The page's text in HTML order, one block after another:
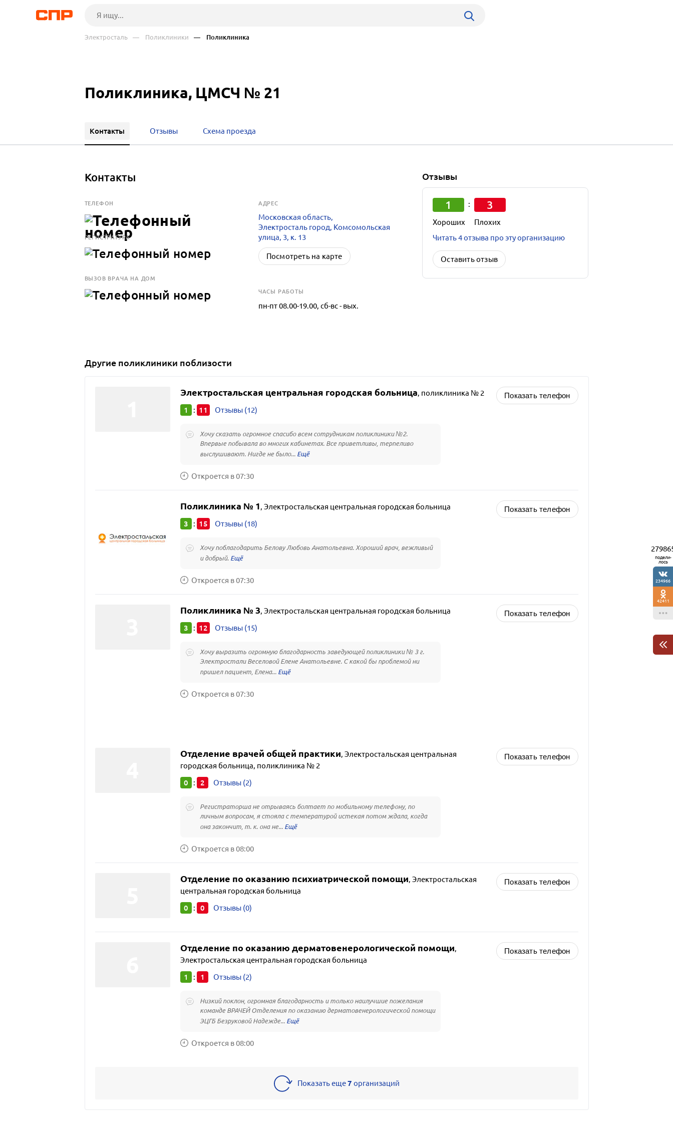
Электросталь — Поликлиники — Поликлиника
Поликлиника, ЦМСЧ № 21
Контакты Отзывы Схема проезда
Контакты
ТЕЛЕФОН
РЕГИСТРАТУРА
ВЫЗОВ ВРАЧА НА ДОМ
АДРЕС
Московская область,
Электросталь город, Комсомольская
улица, 3, к. 13
Посмотреть на карте
ЧАСЫ РАБОТЫ
пн-пт 08.00-19.00, сб-вс - вых.
Отзывы
1
Хороших
: 3
Плохих
Читать 4 отзыва про эту организацию
Оставить отзыв
Другие поликлиники поблизости
Электростальская центральная городская больница, поликлиника № 2
1 : 11 Отзывы (12)
Хочу сказать огромное спасибо всем сотрудникам поликлиники №2.
Впервые побывала во многих кабинетах. Все приветливы, терпеливо
выслушивают. Нигде не было...
Откроется в 07:30
Показать телефон
Поликлиника № 1, Электростальская центральная городская больница
3 : 15 Отзывы (18)
Хочу поблагодарить Белову Любовь Анатольевна. Хороший врач, вежливый
и добрый.
Откроется в 07:30
Показать телефон
Поликлиника № 3, Электростальская центральная городская больница
3 : 12 Отзывы (15)
Хочу выразить огромную благодарность заведующей поликлиники № 3 г.
Электростали Веселовой Елене Анатольевне. С какой бы проблемой ни
пришел пациент, Елена...
Откроется в 07:30
Показать телефон
Отделение врачей общей практики, Электростальская центральная
городская больница, поликлиника № 2
0 : 2 Отзывы (2)
Регистраторша не отрываясь болтает по мобильному телефону, по
личным вопросам, я стояла с температурой истекая потом ждала, когда
она закончит, т. к. она не...
Откроется в 08:00
Показать телефон
Отделение по оказанию психиатрической помощи, Электростальская
центральная городская больница
0 : 0 Отзывы (0)
Показать телефон
Отделение по оказанию дерматовенерологической помощи,
Электростальская центральная городская больница
1 : 1 Отзывы (2)
Низкий поклон, огромная благодарность и только наилучшие пожелания
команде ВРАЧЕЙ Отделения по оказанию дерматовенерологической помощи
ЭЦГБ Безруковой Надежде...
Откроется в 08:00
Показать телефон
Показать еще7 организаций
подели-
лось
234966
42411